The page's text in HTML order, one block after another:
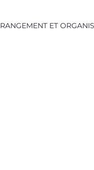
RANGEMENT ET